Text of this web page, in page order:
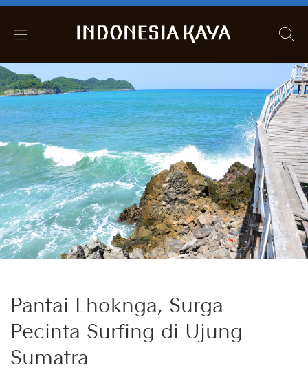
Pantai Lhoknga, Surga
Pecinta Surfing di Ujung
Sumatra